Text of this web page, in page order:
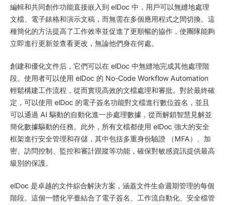
編輯和共同創作功能直接嵌入到 elDoc 中，用戶可以無縫地處理
文檔、電子錶格和演示文稿，而無需在多個應用程式之間切換。這
種簡化的方法提高了工作效率並促進了更順暢的協作，使團隊能夠
立即進行更新並查看更改，無論他們身在何處。
創建和優化文件后，它們可以在 elDoc 中無縫地完成其他處理階
段。使用者可以使用 elDoc 的 No-Code Workflow Automation
輕鬆構建工作流程，從而實現高效的文檔處理和審批。對於最終確
定，可以使用 elDoc 的電子簽名功能對文檔進行數位簽名，並且
可以通過 AI 驅動的自動化進一步處理數據，從而解鎖智慧見解並
簡化數據驅動的任務。此外，所有文檔都使用 elDoc 強大的安全
框架進行安全管理和存儲，其中包括多重身份驗證 （MFA）、加
密、訪問控制、監控和審計跟蹤等功能，確保對敏感資訊提供最高
級別的保護。
elDoc 是卓越的文件綜合解決方案，涵蓋文件生命週期管理的每個
階段。這個一體化平臺結合了電子簽名、工作流自動化、安全檔管